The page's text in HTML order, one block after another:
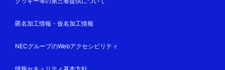
匿名加工情報・仮名加工情報
NECグループのWebアクセシビリティ